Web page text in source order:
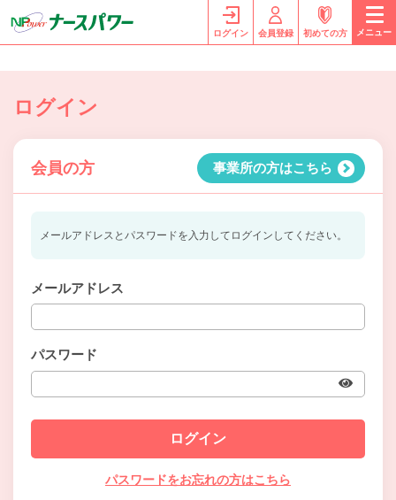
ログイン 会員登録 初めての方 メニュー
ログイン
会員の方 事業所の方はこちら
メールアドレスとパスワードを入力してログインしてください。
メールアドレス
パスワード
パスワードをお忘れの方はこちら